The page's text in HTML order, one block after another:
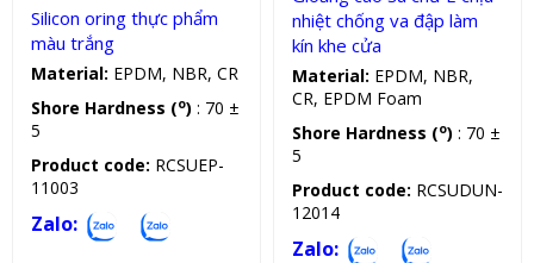
nhiệt chống va đập làm
kín khe cửa
Material: EPDM, NBR,
CR, EPDM Foam
Shore Hardness (o) : 70 ±
5
Product code: RCSUDUN-
12014
Zalo:
Silicon oring thực phẩm
màu trắng
Material: EPDM, NBR, CR
Shore Hardness (o) : 70 ±
5
Product code: RCSUEP-
11003
Zalo: